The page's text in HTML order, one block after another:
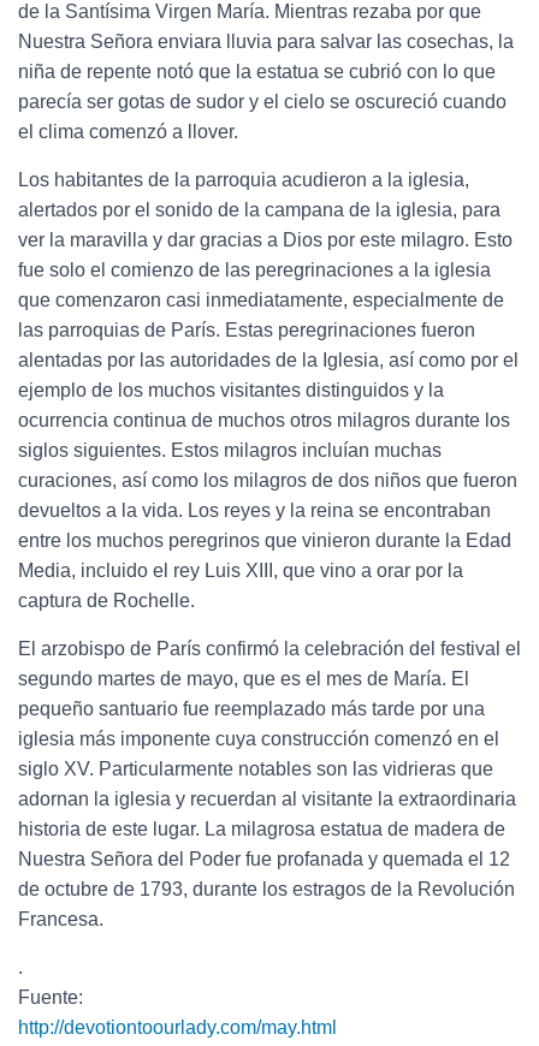
de la Santísima Virgen María. Mientras rezaba por que
Nuestra Señora enviara lluvia para salvar las cosechas, la
niña de repente notó que la estatua se cubrió con lo que
parecía ser gotas de sudor y el cielo se oscureció cuando
el clima comenzó a llover.
Los habitantes de la parroquia acudieron a la iglesia,
alertados por el sonido de la campana de la iglesia, para
ver la maravilla y dar gracias a Dios por este milagro. Esto
fue solo el comienzo de las peregrinaciones a la iglesia
que comenzaron casi inmediatamente, especialmente de
las parroquias de París. Estas peregrinaciones fueron
alentadas por las autoridades de la Iglesia, así como por el
ejemplo de los muchos visitantes distinguidos y la
ocurrencia continua de muchos otros milagros durante los
siglos siguientes. Estos milagros incluían muchas
curaciones, así como los milagros de dos niños que fueron
devueltos a la vida. Los reyes y la reina se encontraban
entre los muchos peregrinos que vinieron durante la Edad
Media, incluido el rey Luis XIII, que vino a orar por la
captura de Rochelle.
El arzobispo de París confirmó la celebración del festival el
segundo martes de mayo, que es el mes de María. El
pequeño santuario fue reemplazado más tarde por una
iglesia más imponente cuya construcción comenzó en el
siglo XV. Particularmente notables son las vidrieras que
adornan la iglesia y recuerdan al visitante la extraordinaria
historia de este lugar. La milagrosa estatua de madera de
Nuestra Señora del Poder fue profanada y quemada el 12
de octubre de 1793, durante los estragos de la Revolución
Francesa.
.
Fuente:
http://devotiontoourlady.com/may.html